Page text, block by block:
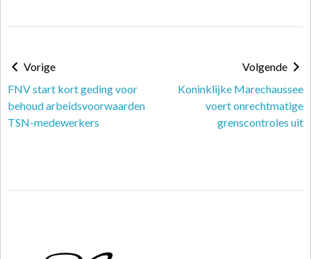
Vorige
FNV start kort geding voor
behoud arbeidsvoorwaarden
TSN-medewerkers
Volgende
Koninklijke Marechaussee
voert onrechtmatige
grenscontroles uit